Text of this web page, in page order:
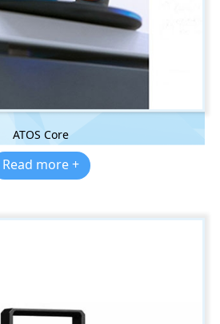
ATOS Core
Read more +